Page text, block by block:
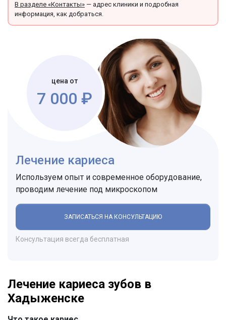
В разделе «Контакты» — адрес клиники и подробная
информация, как добраться.
цена от
7 000 ₽
Лечение кариеса
Используем опыт и современное оборудование,
проводим лечение под микроскопом
ЗАПИСАТЬСЯ НА КОНСУЛЬТАЦИЮ
Консультация всегда бесплатная
Лечение кариеса зубов в
Хадыженске